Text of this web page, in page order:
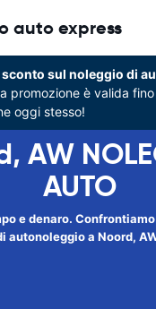
auto express
sconto sul noleggio di
promozione è valida
oggi stesso!
AW
AUTO
e denaro.
autonoleggio a Noord,